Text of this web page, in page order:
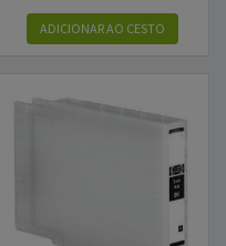
ADICIONARAO CESTO